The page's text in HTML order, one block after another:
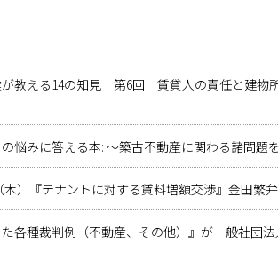
教える14の知見 第6回 賃貸人の責任と建物
悩みに答える本: ～築古不動産に関わる諸問題
）『テナントに対する賃料増額交渉』金田繁弁
各種裁判例（不動産、その他）』が一般社団